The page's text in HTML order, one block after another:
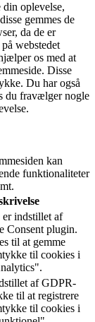
oplevelse,
gemmes de
da de er
webstedet
os med at
Disse
Du har også
du fravælger nogle
kan
funktionaliteter
indstillet af
Consent plugin.
til at gemme
til cookies i
af GDPR-
til at registrere
til cookies i